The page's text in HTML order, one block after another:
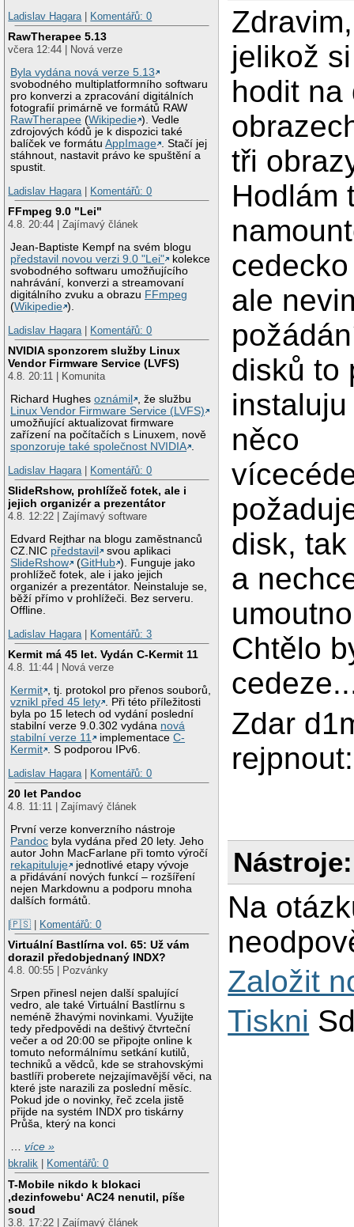
Ladislav Hagara
Komentářů: 0
RawTherapee 5.13
včera 12:44 | Nová verze
Byla vydána nová verze 5.13
svobodného multiplatformního softwaru
pro konverzi a zpracování digitálních
fotografií primárně ve formátů RAW
RawTherapee (Wikipedie ). Vedle
zdrojových kódů je k dispozici také
balíček ve formátuAppImage . Stačí jej
stáhnout, nastavit právo ke spuštění a
spustit.
Ladislav Hagara
Komentářů: 0
FFmpeg 9.0 "Lei"
4.8. 20:44 | Zajímavý článek
Jean-Baptiste Kempf na svém blogu
představil novou verzi 9.0 "Lei"
kolekce
svobodného softwaru umožňujícího
nahrávání, konverzi a streamovaní
digitálního zvuku a obrazu FFmpeg
(Wikipedie ).
Ladislav Hagara
Komentářů: 0
NVIDIA sponzorem služby Linux
Vendor Firmware Service (LVFS)
4.8. 20:11 | Komunita
Richard Hughesoznámil
, že službu
Linux Vendor Firmware Service (LVFS)
umožňující aktualizovat firmware
zařízení na počítačích s Linuxem, nově
sponzoruje také společnost NVIDIA .
Ladislav Hagara | Komentářů: 0
SlideRshow, prohlížeč fotek, ale i
jejich organizér a prezentátor
4.8. 12:22 | Zajímavý software
Edvard Rejthar na blogu zaměstnanců
CZ.NIC představil
svou aplikaci
SlideRshow
(GitHub ). Funguje jako
prohlížeč fotek, ale i jako jejich
organizér a prezentátor. Neinstaluje se,
běží přímo v prohlížeči. Bez serveru.
Offline.
Ladislav Hagara | Komentářů: 3
Kermit má 45 let. Vydán C-Kermit 11
4.8. 11:44 | Nová verze
Kermit , tj. protokol pro přenos souborů,
vznikl před 45 lety . Při této příležitosti
byla po 15 letech od vydání poslední
stabilní verze 9.0.302 vydána nová
stabilní verze 11
implementaceC-
Kermit . S podporou IPv6.
Ladislav Hagara | Komentářů: 0
20 let Pandoc
4.8. 11:11 | Zajímavý článek
První verze konverzního nástroje
Pandoc byla vydána před 20 lety. Jeho
autor John MacFarlane při tomto výročí
rekapituluje
jednotlivé etapy vývoje
a přidávání nových funkcí – rozšíření
nejen Markdownu a podporu mnoha
dalších formátů.
|🇵🇸 | Komentářů: 0
Virtuální Bastlírna vol. 65: Už vám
dorazil předobjednaný INDX?
4.8. 00:55 | Pozvánky
Srpen přinesl nejen další spalující
vedro, ale také Virtuální Bastlírnu s
neméně žhavými novinkami. Využijte
tedy předpovědi na deštivý čtvrteční
večer a od 20:00 se připojte online k
tomuto neformálnímu setkání kutilů,
techniků a vědců, kde se strahovskými
bastlíři proberete nejzajímavější věci, na
které jste narazili za poslední měsíc.
Pokud jde o novinky, řeč zcela jistě
přijde na systém INDX pro tiskárny
Průša, který na konci
…více »
bkralik
Komentářů: 0
T-Mobile nikdo k blokaci
‚dezinfowebu‘ AC24 nenutil, píše
soud
3.8. 17:22 | Zajímavý článek
Zdravim,
jelikož
hodit na
tři
Hodlám
ale
disků to
něco
disk,
a
Chtělo
Zdar
Nástroje:
Na
Založit
Tiskni